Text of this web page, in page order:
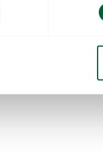
FELCO RES.